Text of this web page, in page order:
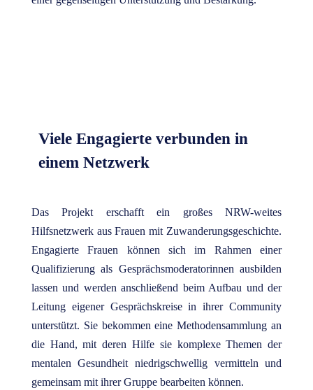
Viele Engagierte verbunden in
einem Netzwerk
Das Projekt erschafft ein großes NRW-weites
Hilfsnetzwerk aus Frauen mit Zuwanderungsgeschichte.
Engagierte Frauen können sich im Rahmen einer
Qualifizierung als Gesprächsmoderatorinnen ausbilden
lassen und werden anschließend beim Aufbau und der
Leitung eigener Gesprächskreise in ihrer Community
unterstützt. Sie bekommen eine Methodensammlung an
die Hand, mit deren Hilfe sie komplexe Themen der
mentalen Gesundheit niedrigschwellig vermitteln und
gemeinsam mit ihrer Gruppe bearbeiten können.